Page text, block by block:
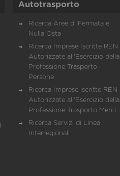
Autotrasporto
Ricerca Aree di Fermata e
Nulla Osta
Ricerca Imprese Iscritte REN
Autorizzate all'Esercizio della
Professione Trasporto
Persone
Ricerca Imprese iscritte REN
Autorizzate all'Esercizio della
Professione Trasporto Merci
Ricerca Servizi di Linea
Interregionali